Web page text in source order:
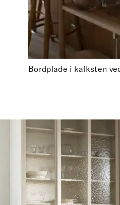
Bordplade i kalksten